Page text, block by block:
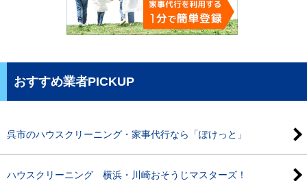
おすすめ業者PICKUP
呉市のハウスクリーニング・家事代行なら「ぽけっと」
ハウスクリーニング 横浜・川崎おそうじマスターズ！